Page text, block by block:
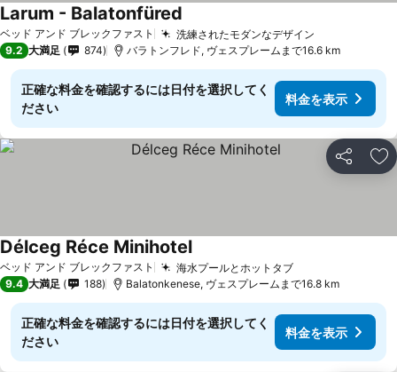
ベッド アンド ブレックファスト 洗練されたモダンなデザイン
Larum - Balatonfüred
9.2 大満足 874 バラトンフレド, ヴェスプレームまで16.6 km
正確な料金を確認するには日付を選択してく
ださい
料金を表示
シェア お
ベッド アンド ブレックファスト 海水プールとホットタブ
Délceg Réce Minihotel
9.4 大満足 188 Balatonkenese, ヴェスプレームまで16.8 km
正確な料金を確認するには日付を選択してく
ださい
料金を表示